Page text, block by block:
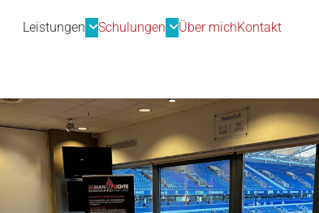
Leistungen Schulungen Über michKontakt